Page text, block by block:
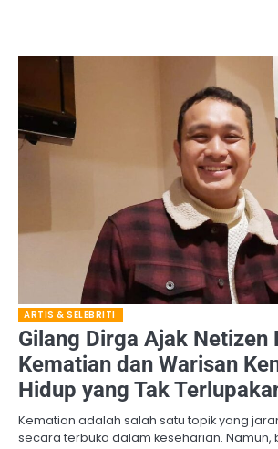
ARTIS & SELEBRITI
Gilang Dirga Ajak Netizen
Kematian dan Warisan
Hidup yang Tak
Kematian adalah salah satu topik yang
secara terbuka dalam keseharian.